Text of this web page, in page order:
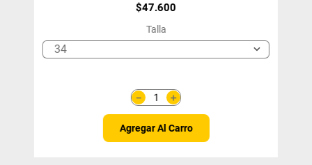
$47.600
Talla
34
＋
－
Agregar Al Carro